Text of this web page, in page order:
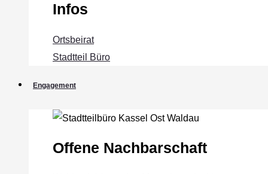
Infos
Ortsbeirat
Stadtteil Büro
Engagement
Offene Nachbarschaft